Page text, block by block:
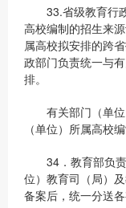
33.省级教育行政
高校编制的招生来
属高校拟安排的跨
政部门负责统一与
排。
有关部门（单位
（单位）所属高校
34．教育部负责
位）教育司（局）
备案后，统一分送各